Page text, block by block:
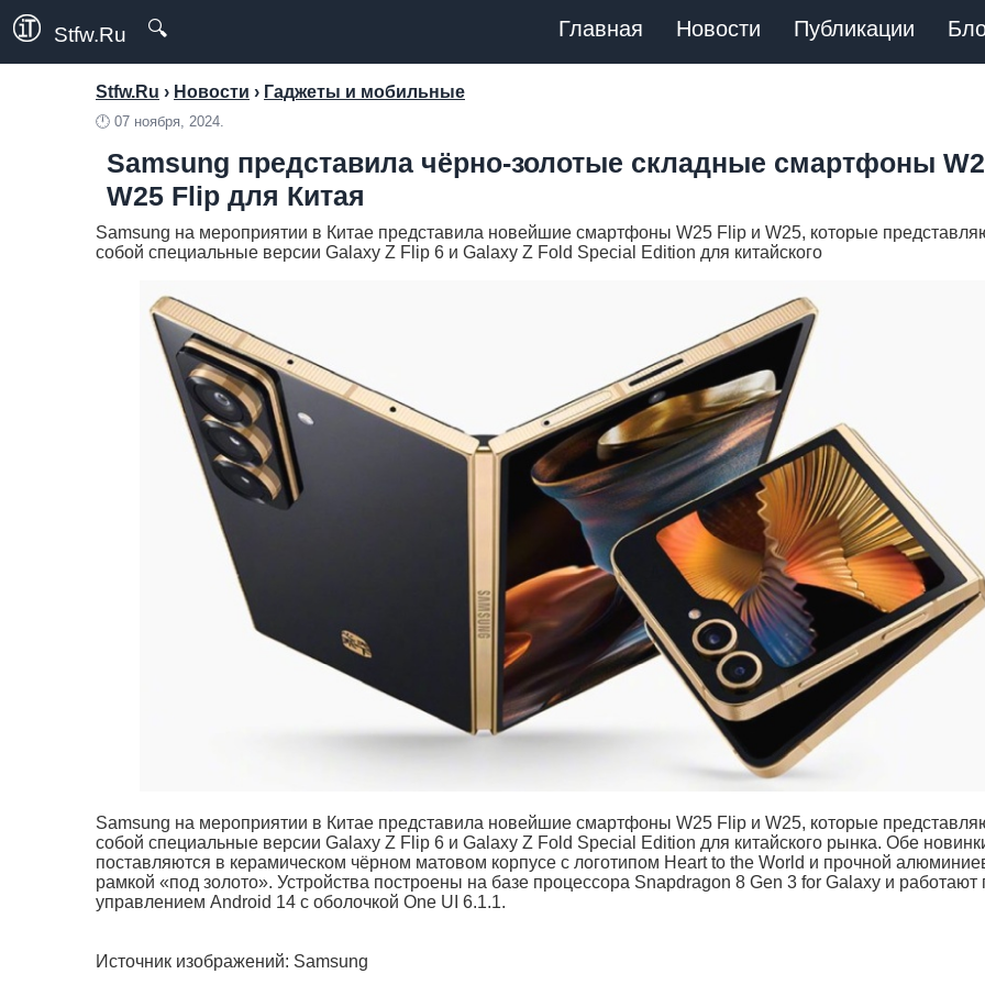
Stfw.Ru 🔍 Главная Новости Публикации
Stfw.Ru › Новости › Гаджеты и мобильные
🕛 07 ноября, 2024.
Samsung представила чёрно-золотые складные смартфоны
W25 Flip для Китая
Samsung на мероприятии в Китае представила новейшие смартфоны W25 Flip и W25, которые
собой специальные версии Galaxy Z Flip 6 и Galaxy Z Fold Special Edition для китайского
Samsung на мероприятии в Китае представила новейшие смартфоны W25 Flip и W25, которые
собой специальные версии Galaxy Z Flip 6 и Galaxy Z Fold Special Edition для китайского рынка. Обе
поставляются в керамическом чёрном матовом корпусе с логотипом Heart to the World и прочной
рамкой «под золото». Устройства построены на базе процессора Snapdragon 8 Gen 3 for Galaxy и работают
управлением Android 14 с оболочкой One UI 6.1.1.
Источник изображений: Samsung